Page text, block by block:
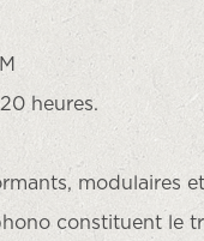
heures.
modulaires
constituent le